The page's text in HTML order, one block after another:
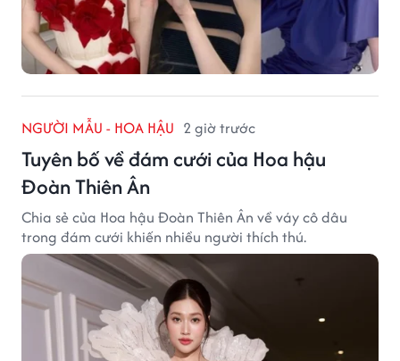
NGƯỜI MẪU - HOA HẬU 2 giờ trước
Tuyên bố về đám cưới của Hoa hậu
Đoàn Thiên Ân
Chia sẻ của Hoa hậu Đoàn Thiên Ân về váy cô dâu
trong đám cưới khiến nhiều người thích thú.